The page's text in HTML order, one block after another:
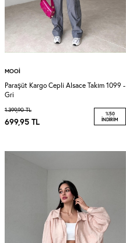
MOOI
Paraşüt Kargo Cepli Alsace Takım 1099 -
Gri
1.399,90TL
699,95 TL
%50
İNDIRIM